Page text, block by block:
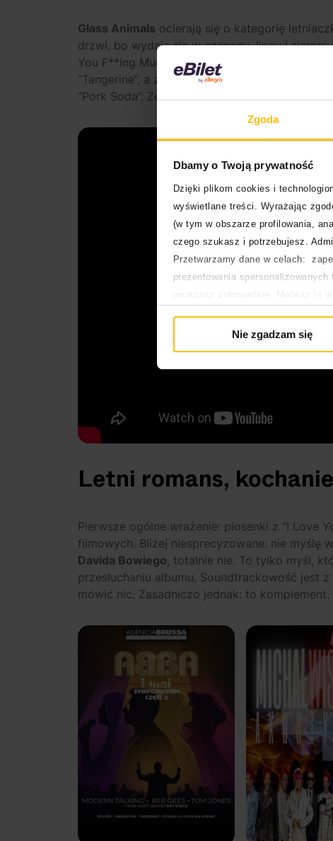
Zgoda
Dbamy o Twoją prywatność
Dzięki plikom cookies i
wyświetlane treści. Wyrażając
(w tym w obszarze profilowania,
czego szukasz i potrzebujesz.
Przetwarzamy dane w celach:
prezentowania
Polityka prywatności
Nie zgadzam się
Glass Animals ocierają się o kategorię
drzwi, bo wydają się w czerwcu, lipcu i
You F**ing Much” (trochę sadomasochizm),
“Tangerine”, a za każdym razem, gdy
“Pork Soda”. Zespół ma jednak w sobie sporo
Letni romans,
Pierwsze ogólne wrażenie: piosenki z “I Love
filmowych. Bliżej niesprecyzowane: nie myślę
Davida Bowiego, totalnie nie. To tylko myśl,
przesłuchaniu albumu. Soundtrackowość jest
mówić nic. Zasadniczo jednak: to komplement.